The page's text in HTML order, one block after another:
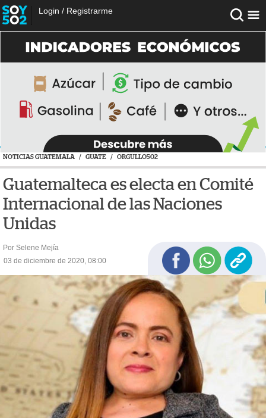
Login / Registrarme
NOTICIAS GUATEMALA / GUATE / ORGULLO502
Guatemalteca es electa en Comité
Internacional de las Naciones
Unidas
Por Selene Mejía
03 de diciembre de 2020, 08:00